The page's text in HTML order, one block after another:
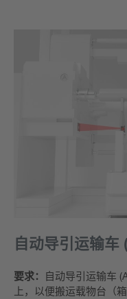
自动导引运输车
要求：
自动导引运输车
上，以便搬运载物台（